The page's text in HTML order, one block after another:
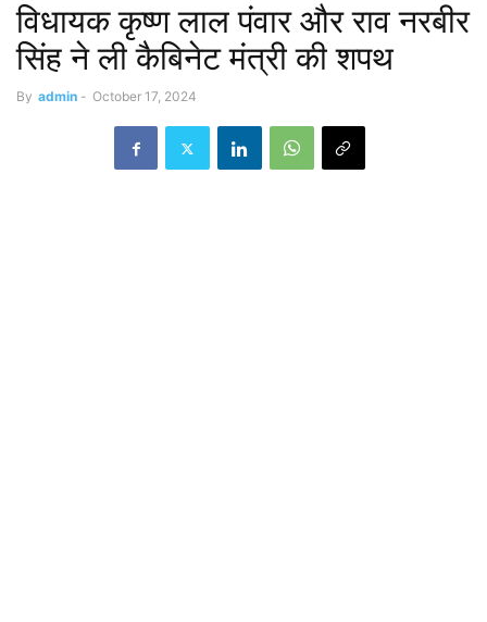
विधायक कृष्ण लाल पंवार और राव नरबीर
सिंह ने ली कैबिनेट मंत्री की शपथ
By admin - October 17, 2024